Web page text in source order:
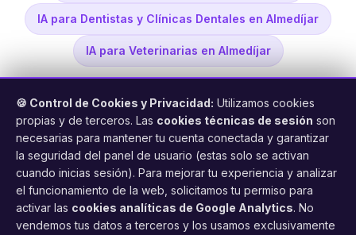
IA para Dentistas y Clínicas Dentales en Almedíjar
IA para Veterinarias en Almedíjar
FacilCita
Asistente inteligente de citas por teléfono y WhatsApp.
Gestión profesional de agenda con IA para tu negocio.
🍪 Control de Cookies y Privacidad: Utilizamos cookies
propias y de terceros. Las cookies técnicas de sesión son
necesarias para mantener tu cuenta conectada y garantizar
la seguridad del panel de usuario (estas solo se activan
cuando inicias sesión). Para mejorar tu experiencia y analizar
el funcionamiento de la web, solicitamos tu permiso para
activar las cookies analíticas de Google Analytics. No
vendemos tus datos a terceros y los usamos exclusivamente